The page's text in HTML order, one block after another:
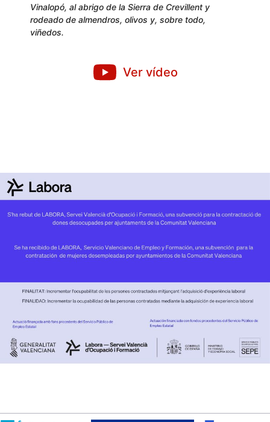
Vinalopó, al abrigo de la Sierra de Crevillent y
rodeado de almendros, olivos y, sobre todo,
viñedos.
Ver vídeo